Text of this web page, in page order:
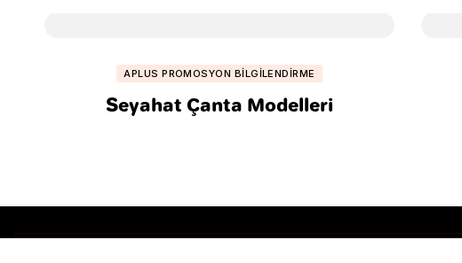
APLUS PROMOSYON BILGILENDIRME
Seyahat Çanta Modelleri